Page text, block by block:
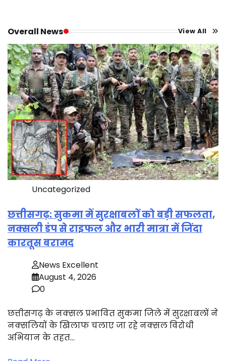
Overall News View All
Uncategorized
छत्तीसगढ़: सुकमा में सुरक्षाबलों को बड़ी सफलता,
नक्सली डंप से राइफल और भारी मात्रा में जिंदा
कारतूस बरामद
News Excellent
August 4, 2026
0
छत्तीसगढ़ के नक्सल प्रभावित सुकमा जिले में सुरक्षाबलों ने
नक्सलियों के खिलाफ चलाए जा रहे नक्सल विरोधी
अभियान के तहत…